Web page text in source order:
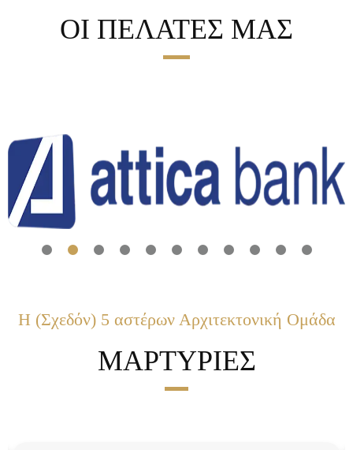
ΟΙ ΠΕΛΑΤΕΣ ΜΑΣ
Η (Σχεδόν) 5 αστέρων Αρχιτεκτονική Ομάδα
ΜΑΡΤΥΡΙΕΣ